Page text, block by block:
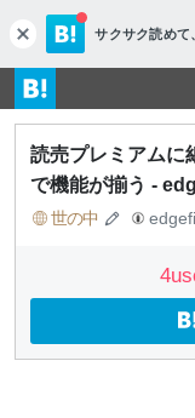
c
l
o
s
e
サクサク読めて
読売プレミアム
で機能が揃う -
世の中
4